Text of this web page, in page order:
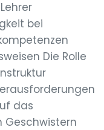
bei
Die Rolle
das
Geschwistern